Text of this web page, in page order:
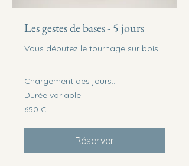
Les gestes de bases - 5 jours
Vous débutez le tournage sur bois
Chargement des jours...
Durée variable
650
euros
650 €
Réserver